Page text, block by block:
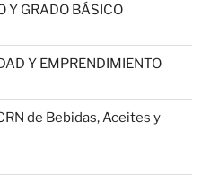
Y GRADO BÁSICO
Y EMPRENDIMIENTO
de Bebidas, Aceites y